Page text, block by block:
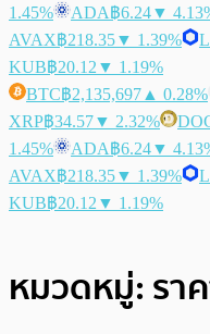
1.45%
ADA฿6.24▼
AVAX฿218.35▼ 1.39%
KUB฿20.12 ▼ 1.19%
BTC฿2,135,697 ▲ 0.28%
XRP฿34.57▼ 2.32%
1.45%
ADA฿6.24▼
AVAX฿218.35▼ 1.39%
KUB฿20.12 ▼ 1.19%
หมวดหมู่: รา